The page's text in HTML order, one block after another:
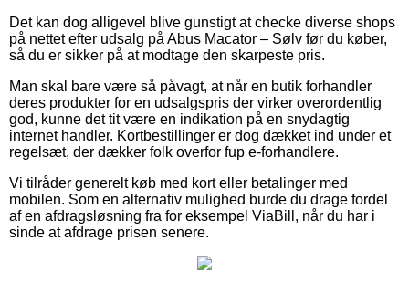
Det kan dog alligevel blive gunstigt at checke diverse shops
på nettet efter udsalg på Abus Macator – Sølv før du køber,
så du er sikker på at modtage den skarpeste pris.
Man skal bare være så påvagt, at når en butik forhandler
deres produkter for en udsalgspris der virker overordentlig
god, kunne det tit være en indikation på en snydagtig
internet handler. Kortbestillinger er dog dækket ind under et
regelsæt, der dækker folk overfor fup e-forhandlere.
Vi tilråder generelt køb med kort eller betalinger med
mobilen. Som en alternativ mulighed burde du drage fordel
af en afdragsløsning fra for eksempel ViaBill, når du har i
sinde at afdrage prisen senere.